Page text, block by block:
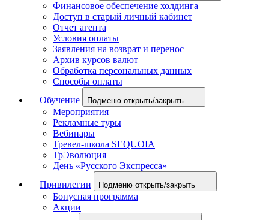
Финансовое обеспечение холдинга
Доступ в старый личный кабинет
Отчет агента
Условия оплаты
Заявления на возврат и перенос
Архив курсов валют
Обработка персональных данных
Способы оплаты
Обучение
Подменю открыть/закрыть
Мероприятия
Рекламные туры
Вебинары
Тревел-школа SEQUOIA
ТрЭволюция
День «Русского Экспресса»
Привилегии
Подменю открыть/закрыть
Бонусная программа
Акции